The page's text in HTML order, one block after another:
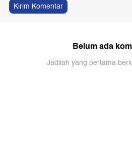
Kirim Komentar
Belum ada
Jadilah yang pertama